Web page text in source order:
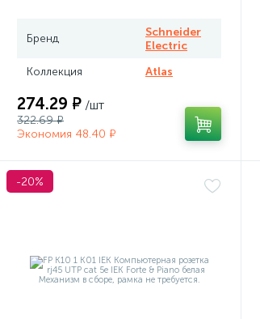
Бренд
Schneider
Electric
Коллекция
Atlas
274.29 ₽ /шт
322.69 ₽
Экономия 48.40 ₽
-20%